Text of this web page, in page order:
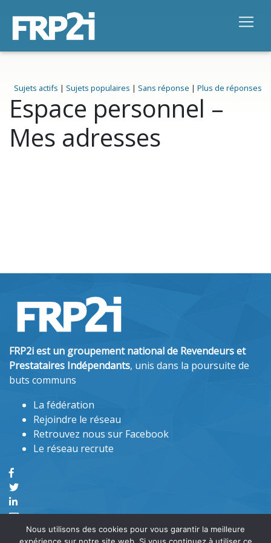
Sujets actifs | Sujets populaires | Sans réponse | Plus de réponses
Espace personnel –
Mes adresses
FRP2i est un groupement national de Revendeurs et
Prestataires Indépendants, unis dans la poursuite de
buts communs
La fédération
Rejoindre le réseau
Retrouvez nous sur Facebook
Le réseau recrute
Nous utilisons des cookies pour vous garantir la meilleure